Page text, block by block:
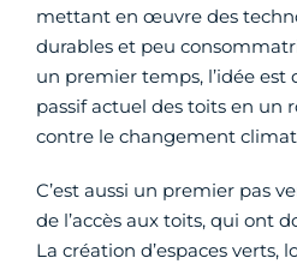
mettant en œuvre des
durables et peu
un premier temps, l’idée est
passif actuel des toits en un
contre le changement
C’est aussi un premier pas
de l’accès aux toits, qui ont
La création d’espaces verts,